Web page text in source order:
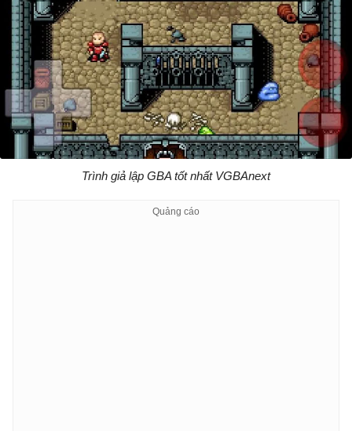
Trình giả lập GBA tốt nhất VGBAnext